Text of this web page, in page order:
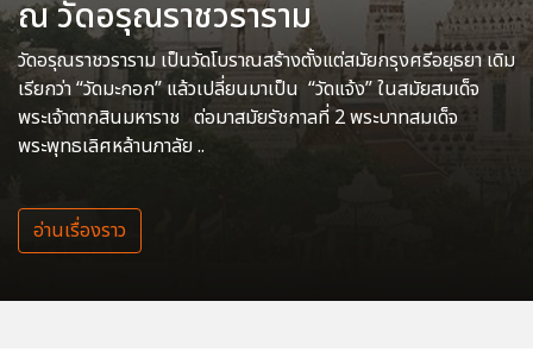
ณ วัดอรุณราชวราราม
วัดอรุณราชวราราม เป็นวัดโบราณสร้างตั้งแต่สมัยกรุงศรีอยุธยา เดิม
เรียกว่า “วัดมะกอก” แล้วเปลี่ยนมาเป็น “วัดแจ้ง” ในสมัยสมเด็จ
พระเจ้าตากสินมหาราช ต่อมาสมัยรัชกาลที่ 2 พระบาทสมเด็จ
พระพุทธเลิศหล้านภาลัย ..
อ่านเรื่องราว